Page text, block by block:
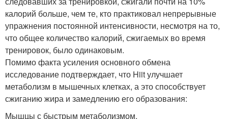
калорий больше, чем те, кто практиковал непрерывные
упражнения постоянной интенсивности, несмотря на то,
что общее количество калорий, сжигаемых во время
тренировок, было одинаковым.
Помимо факта усиления основного обмена
исследование подтверждает, что Hiit улучшает
метаболизм в мышечных клетках, а это способствует
сжиганию жира и замедлению его образования:
Мышцы с быстрым метаболизмом.